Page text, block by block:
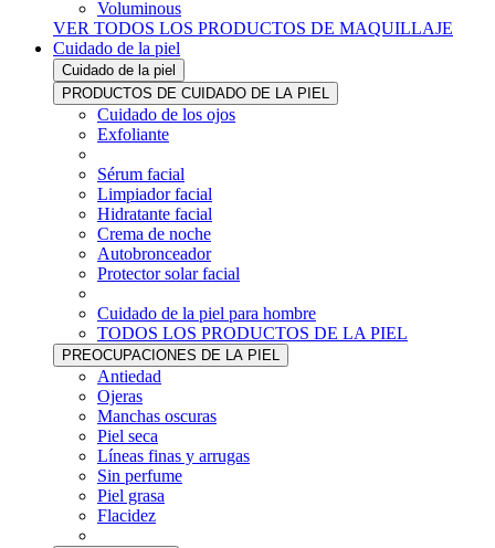
Voluminous
VER TODOS LOS PRODUCTOS DE MAQUILLAJE
Cuidado de la piel
Cuidado de la piel
PRODUCTOS DE CUIDADO DE LA PIEL
Cuidado de los ojos
Exfoliante
Sérum facial
Limpiador facial
Hidratante facial
Crema de noche
Autobronceador
Protector solar facial
Cuidado de la piel para hombre
TODOS LOS PRODUCTOS DE LA PIEL
PREOCUPACIONES DE LA PIEL
Antiedad
Ojeras
Manchas oscuras
Piel seca
Líneas finas y arrugas
Sin perfume
Piel grasa
Flacidez